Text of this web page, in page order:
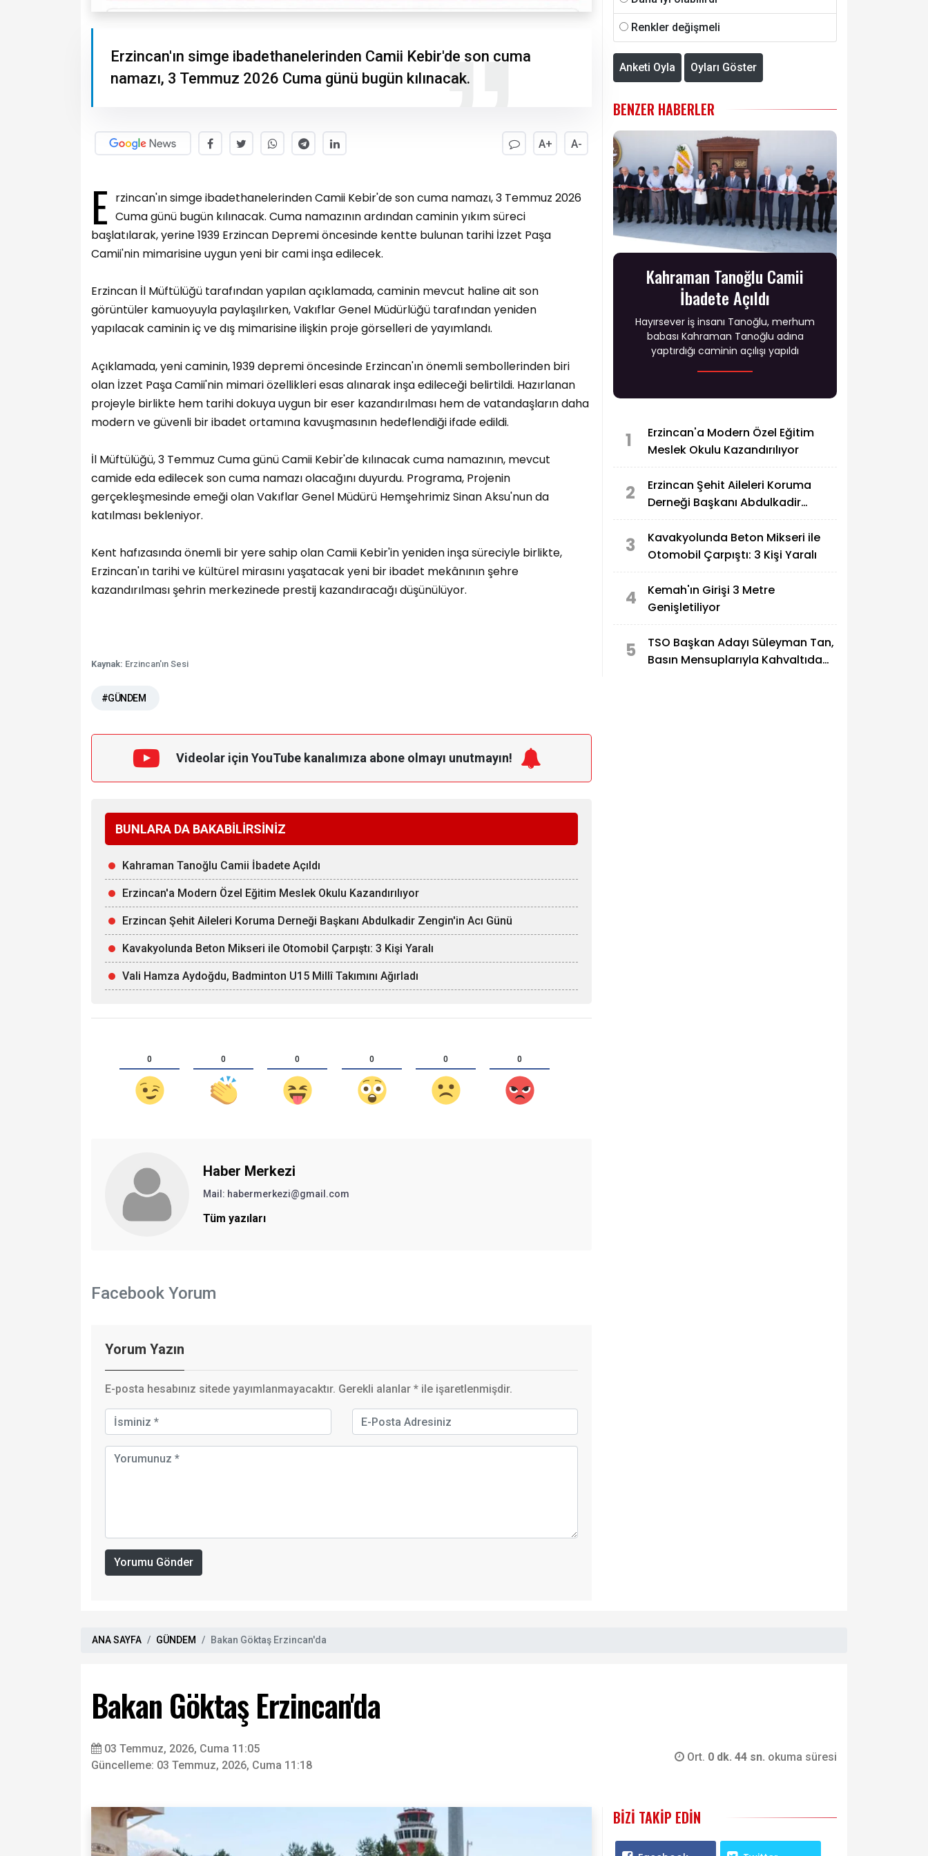
Erzincan'ın simge ibadethanelerinden Camii Kebir'de son cuma
namazı, 3 Temmuz 2026 Cuma günü bugün kılınacak.
A+ A-
E rzincan'ın simge ibadethanelerinden Camii Kebir'de son cuma namazı, 3 Temmuz 2026
Cuma günü bugün kılınacak. Cuma namazının ardından caminin yıkım süreci
başlatılarak, yerine 1939 Erzincan Depremi öncesinde kentte bulunan tarihi İzzet Paşa
Camii'nin mimarisine uygun yeni bir cami inşa edilecek.
Erzincan İl Müftülüğü tarafından yapılan açıklamada, caminin mevcut haline ait son
görüntüler kamuoyuyla paylaşılırken, Vakıflar Genel Müdürlüğü tarafından yeniden
yapılacak caminin iç ve dış mimarisine ilişkin proje görselleri de yayımlandı.
Açıklamada, yeni caminin, 1939 depremi öncesinde Erzincan'ın önemli sembollerinden biri
olan İzzet Paşa Camii'nin mimari özellikleri esas alınarak inşa edileceği belirtildi. Hazırlanan
projeyle birlikte hem tarihi dokuya uygun bir eser kazandırılması hem de vatandaşların daha
modern ve güvenli bir ibadet ortamına kavuşmasının hedeflendiği ifade edildi.
İl Müftülüğü, 3 Temmuz Cuma günü Camii Kebir'de kılınacak cuma namazının, mevcut
camide eda edilecek son cuma namazı olacağını duyurdu. Programa, Projenin
gerçekleşmesinde emeği olan Vakıflar Genel Müdürü Hemşehrimiz Sinan Aksu'nun da
katılması bekleniyor.
Kent hafızasında önemli bir yere sahip olan Camii Kebir'in yeniden inşa süreciyle birlikte,
Erzincan'ın tarihi ve kültürel mirasını yaşatacak yeni bir ibadet mekânının şehre
kazandırılması şehrin merkezinede prestij kazandıracağı düşünülüyor.
Kaynak: Erzincan'ın Sesi
#GÜNDEM
Videolar için YouTube kanalımıza abone olmayı unutmayın!
BUNLARA DA BAKABİLİRSİNİZ
Kahraman Tanoğlu Camii İbadete Açıldı
Erzincan'a Modern Özel Eğitim Meslek Okulu Kazandırılıyor
Erzincan Şehit Aileleri Koruma Derneği Başkanı Abdulkadir Zengin'in Acı Günü
Kavakyolunda Beton Mikseri ile Otomobil Çarpıştı: 3 Kişi Yaralı
Vali Hamza Aydoğdu, Badminton U15 Millî Takımını Ağırladı
0 0 0 0 0 0
Haber Merkezi
Mail: habermerkezi@gmail.com
Tüm yazıları
Facebook Yorum
Yorum Yazın
E-posta hesabınız sitede yayımlanmayacaktır. Gerekli alanlar * ile işaretlenmişdir.
Yorumu Gönder
Renkler değişmeli
Anketi Oyla Oyları Göster
BENZER HABERLER
Kahraman Tanoğlu Camii
İbadete Açıldı
Hayırsever iş insanı Tanoğlu, merhum
babası Kahraman Tanoğlu adına
yaptırdığı caminin açılışı yapıldı
1
Erzincan'a Modern Özel Eğitim
Meslek Okulu Kazandırılıyor
2
Erzincan Şehit Aileleri Koruma
Derneği Başkanı Abdulkadir
3
Kavakyolunda Beton Mikseri ile
Otomobil Çarpıştı: 3 Kişi Yaralı
4
Kemah'ın Girişi 3 Metre
Genişletiliyor
5
TSO Başkan Adayı Süleyman Tan,
Basın Mensuplarıyla Kahvaltıda
ANA SAYFA GÜNDEM Bakan Göktaş Erzincan'da
Bakan Göktaş Erzincan'da
03 Temmuz, 2026, Cuma 11:05
Güncelleme: 03 Temmuz, 2026, Cuma 11:18
Ort. 0 dk. 44 sn. okuma süresi
BIZI TAKIP EDIN